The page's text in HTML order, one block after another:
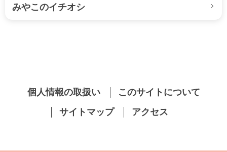
みやこのイチオシ
個人情報の取扱い
このサイトについて
サイトマップ
アクセス